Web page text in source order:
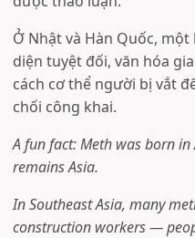
Ở Nhật và Hàn Quốc,
diện tuyệt đối, văn hóa
cách cơ thể người bị vắt
chối công khai.
A fun fact: Meth was born
remains Asia.
In Southeast Asia, many
construction workers —